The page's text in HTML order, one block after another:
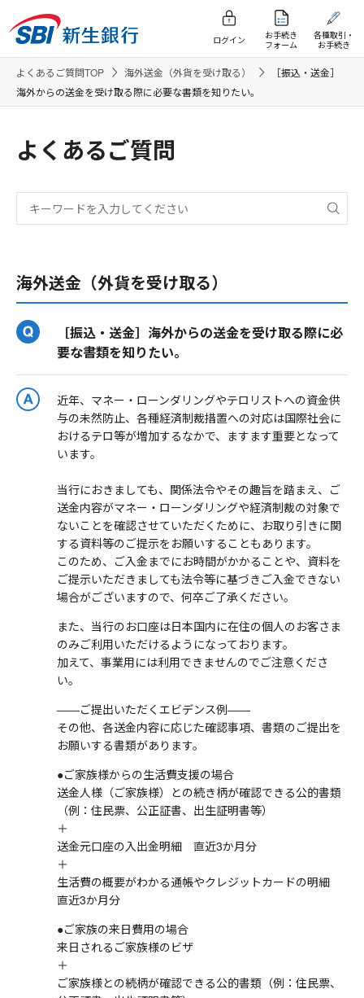
ログイン
お手続き
フォーム
各種取引・
お手続き
よくあるご質問TOP 海外送金（外貨を受け取る）
［振込・送金］
海外からの送金を受け取る際に必要な書類を知りたい。
よくあるご質問
海外送金（外貨を受け取る）
［振込・送金］海外からの送金を受け取る際に必
要な書類を知りたい。
近年、マネー・ローンダリングやテロリストへの資金供
与の未然防止、各種経済制裁措置への対応は国際社会に
おけるテロ等が増加するなかで、ますます重要となって
います。
当行におきましても、関係法令やその趣旨を踏まえ、ご
送金内容がマネー・ローンダリングや経済制裁の対象で
ないことを確認させていただくために、お取り引きに関
する資料等のご提示をお願いすることもあります。
このため、ご入金までにお時間がかかることや、資料を
ご提示いただきましても法令等に基づきご入金できない
場合がございますので、何卒ご了承ください。
また、当行のお口座は日本国内に在住の個人のお客さま
のみご利用いただけるようになっております。
加えて、事業用には利用できませんのでご注意くださ
い。
――ご提出いただくエビデンス例――
その他、各送金内容に応じた確認事項、書類のご提出を
お願いする書類があります。
●ご家族様からの生活費支援の場合
送金人様（ご家族様）との続き柄が確認できる公的書類
（例：住民票、公正証書、出生証明書等）
＋
送金元口座の入出金明細 直近3か月分
＋
生活費の概要がわかる通帳やクレジットカードの明細
直近3か月分
●ご家族の来日費用の場合
来日されるご家族様のビザ
＋
ご家族様との続柄が確認できる公的書類（例：住民票、